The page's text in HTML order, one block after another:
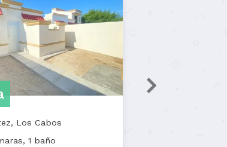
Oasis, Los Cabos
Casa, 3 recámaras, 1 baño
Vendida